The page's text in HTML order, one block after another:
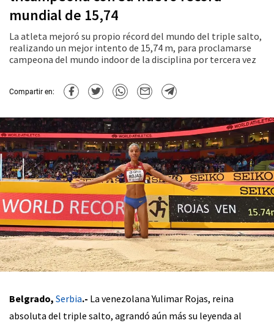
mundial de 15,74
La atleta mejoró su propio récord del mundo del triple salto,
realizando un mejor intento de 15,74 m, para proclamarse
campeona del mundo indoor de la disciplina por tercera vez
Compartir en:
Belgrado, Serbia.- La venezolana Yulimar Rojas, reina
absoluta del triple salto, agrandó aún más su leyenda al